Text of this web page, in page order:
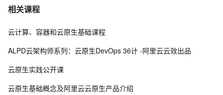
7 带你读《云原生架构白皮书2022新版》——
8 如何在云原生混部场景下利用资源配额高效分配集群资
据分析领域
10带你读《云原生架构白皮书2022新版》——加速 SaaS
相关课程
云计算、容器和云原生基础课程
ALPD云架构师系列：云原生DevOps 36计 -阿里云云效出品
云原生实践公开课
云原生基础概念及阿里云云原生产品介绍